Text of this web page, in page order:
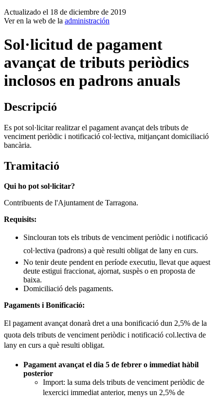
Actualizado el 18 de diciembre de 2019
Ver en la web de la administración
Sol·licitud de pagament
avançat de tributs periòdics
inclosos en padrons anuals
Descripció
Es pot sol·licitar realitzar el pagament avançat dels tributs de
venciment periòdic i notificació col·lectiva, mitjançant domiciliació
bancària.
Tramitació
Qui ho pot sol·licitar?
Contribuents de l'Ajuntament de Tarragona.
Requisits:
Sinclouran tots els tributs de venciment periòdic i notificació
col·lectiva (padrons) a què resulti obligat de lany en curs.
No tenir deute pendent en període executiu, llevat que aquest
deute estigui fraccionat, ajornat, suspès o en proposta de
baixa.
Domiciliació dels pagaments.
Pagaments i Bonificació:
El pagament avançat donarà dret a una bonificació dun 2,5% de la
quota dels tributs de venciment periòdic i notificació col.lectiva de
lany en curs a què resulti obligat.
Pagament avançat el dia 5 de febrer o immediat hàbil
posterior
Import: la suma dels tributs de venciment periòdic de
lexercici immediat anterior, menys un 2,5% de